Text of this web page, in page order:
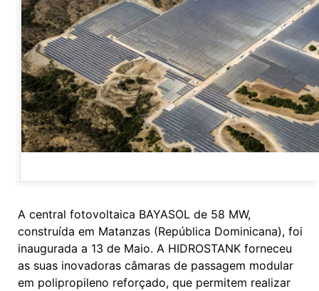
A central fotovoltaica BAYASOL de 58 MW,
construída em Matanzas (República Dominicana), foi
inaugurada a 13 de Maio. A HIDROSTANK forneceu
as suas inovadoras câmaras de passagem modular
em polipropileno reforçado, que permitem realizar